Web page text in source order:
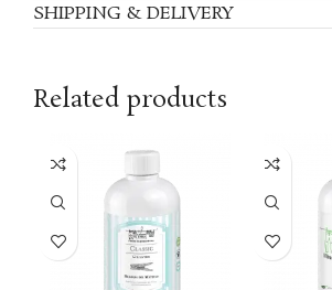
SHIPPING & DELIVERY
Related products